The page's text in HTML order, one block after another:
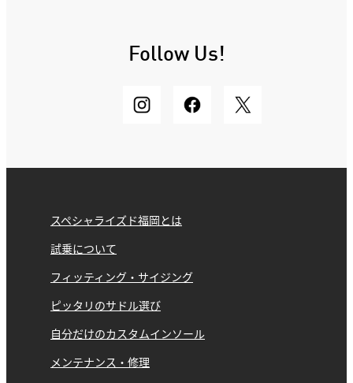
Follow Us!
スペシャライズド福岡とは
試乗について
フィッティング・サイジング
ピッタリのサドル選び
自分だけのカスタムインソール
メンテナンス・修理